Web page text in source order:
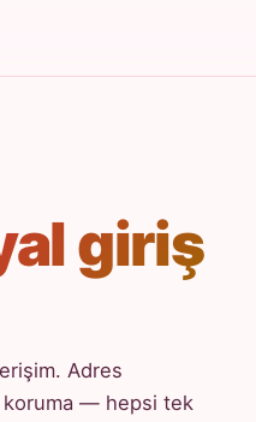
giriş
Adres
koruma — hepsi tek